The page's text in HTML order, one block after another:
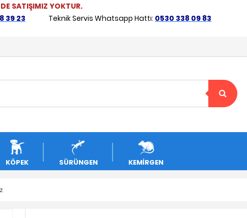
SATIŞIMIZ YOKTUR.
39 23 Teknik Servis Whatsapp Hattı: 0530 338 09 83
KÖPEK SÜRÜNGEN KEMİRGEN